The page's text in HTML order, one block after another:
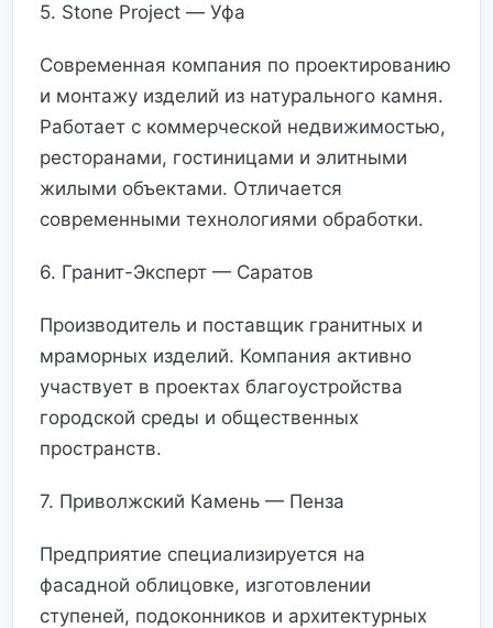
5. Stone Project — Уфа
Современная компания по проектированию
и монтажу изделий из натурального камня.
Работает с коммерческой недвижимостью,
ресторанами, гостиницами и элитными
жилыми объектами. Отличается
современными технологиями обработки.
6. Гранит-Эксперт — Саратов
Производитель и поставщик гранитных и
мраморных изделий. Компания активно
участвует в проектах благоустройства
городской среды и общественных
пространств.
7. Приволжский Камень — Пенза
Предприятие специализируется на
фасадной облицовке, изготовлении
ступеней, подоконников и архитектурных